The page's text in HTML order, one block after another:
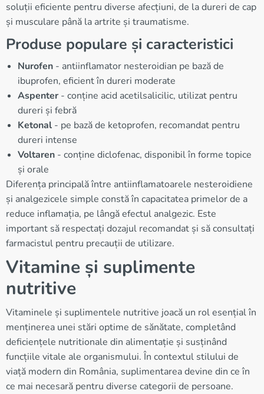
soluții eficiente pentru diverse afecțiuni, de la dureri de cap
și musculare până la artrite și traumatisme.
Produse populare și caracteristici
Nurofen - antiinflamator nesteroidian pe bază de
ibuprofen, eficient în dureri moderate
Aspenter - conține acid acetilsalicilic, utilizat pentru
dureri și febră
Ketonal - pe bază de ketoprofen, recomandat pentru
dureri intense
Voltaren - conține diclofenac, disponibil în forme topice
și orale
Diferența principală între antiinflamatoarele nesteroidiene
și analgezicele simple constă în capacitatea primelor de a
reduce inflamația, pe lângă efectul analgezic. Este
important să respectați dozajul recomandat și să consultați
farmacistul pentru precauții de utilizare.
Vitamine și suplimente
nutritive
Vitaminele și suplimentele nutritive joacă un rol esențial în
menținerea unei stări optime de sănătate, completând
deficiențele nutritionale din alimentație și susținând
funcțiile vitale ale organismului. În contextul stilului de
viață modern din România, suplimentarea devine din ce în
ce mai necesară pentru diverse categorii de persoane.